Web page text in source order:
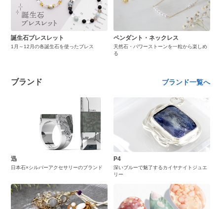
誕生石ブレスレット
1月～12月の各誕生石を使ったブレス
ペンダント・ネックレス
天然石・パワーストーンを一粒から楽しめ
る
ブランド ブランド一覧へ
迅
日本石×シルバーアクセサリーのブランド
P4
深いブルーで魅了するカイヤナイトジュエ
リー